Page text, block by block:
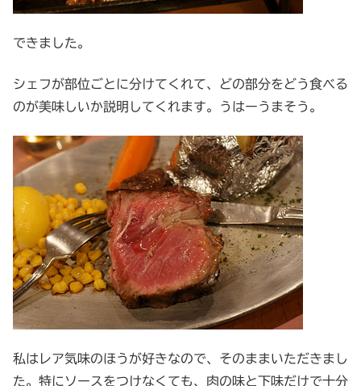
できました。
シェフが部位ごとに分けてくれて、どの部分をどう食べる
のが美味しいか説明してくれます。うはーうまそう。
私はレア気味のほうが好きなので、そのままいただきまし
た。特にソースをつけなくても、肉の味と下味だけで十分